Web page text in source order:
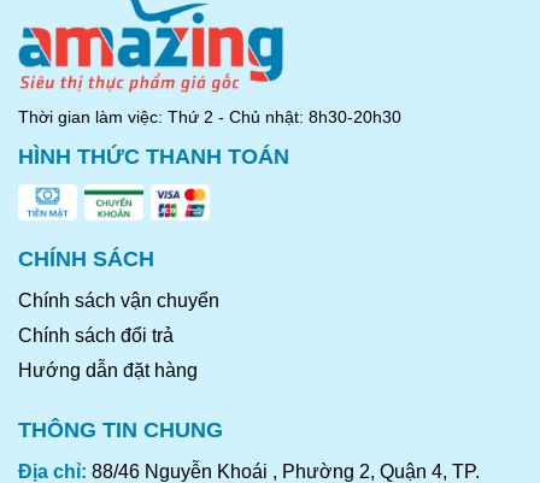
Thời gian làm việc: Thứ 2 - Chủ nhật: 8h30-20h30
HÌNH THỨC THANH TOÁN
CHÍNH SÁCH
Chính sách vận chuyển
Chính sách đổi trả
Hướng dẫn đặt hàng
THÔNG TIN CHUNG
Địa chỉ: 88/46 Nguyễn Khoái , Phường 2, Quận 4, TP.